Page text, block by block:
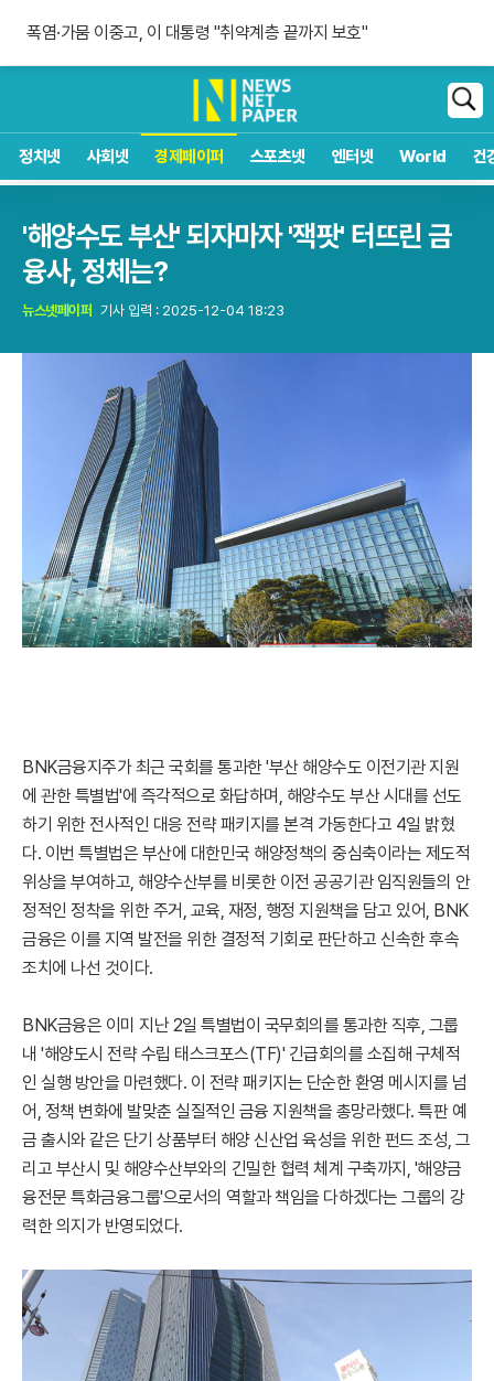
검
색
정치넷 사회넷 경제페이퍼 스포츠넷 엔터넷 World 건
폭염·가뭄 이중고, 이 대통령 "취약계층 끝까지 보호"
아스널의 야심 무산, 비니시우스 재계약
'해양수도 부산' 되자마자 '잭팟' 터뜨린 금
융사, 정체는?
뉴스넷페이퍼 기사 입력 : 2025-12-04 18:23
BNK금융지주가 최근 국회를 통과한 '부산 해양수도 이전기관 지원
에 관한 특별법'에 즉각적으로 화답하며, 해양수도 부산 시대를 선도
하기 위한 전사적인 대응 전략 패키지를 본격 가동한다고 4일 밝혔
다. 이번 특별법은 부산에 대한민국 해양정책의 중심축이라는 제도적
위상을 부여하고, 해양수산부를 비롯한 이전 공공기관 임직원들의 안
정적인 정착을 위한 주거, 교육, 재정, 행정 지원책을 담고 있어, BNK
금융은 이를 지역 발전을 위한 결정적 기회로 판단하고 신속한 후속
조치에 나선 것이다.
BNK금융은 이미 지난 2일 특별법이 국무회의를 통과한 직후, 그룹
내 '해양도시 전략 수립 태스크포스(TF)' 긴급회의를 소집해 구체적
인 실행 방안을 마련했다. 이 전략 패키지는 단순한 환영 메시지를 넘
어, 정책 변화에 발맞춘 실질적인 금융 지원책을 총망라했다. 특판 예
금 출시와 같은 단기 상품부터 해양 신산업 육성을 위한 펀드 조성, 그
리고 부산시 및 해양수산부와의 긴밀한 협력 체계 구축까지, '해양금
융전문 특화금융그룹'으로서의 역할과 책임을 다하겠다는 그룹의 강
력한 의지가 반영되었다.